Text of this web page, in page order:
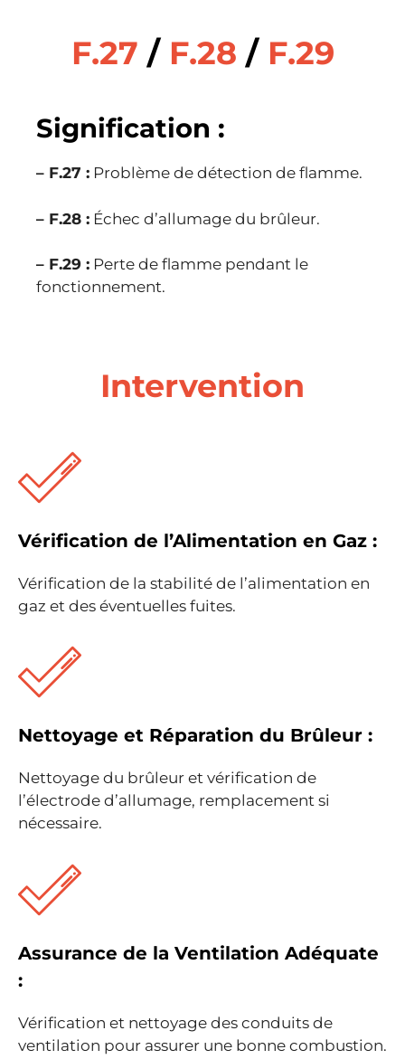
F.27 / F.28 / F.29
Signification :
– F.27 : Problème de détection de flamme.
– F.28 : Échec d’allumage du brûleur.
– F.29 : Perte de flamme pendant le
fonctionnement.
Intervention
Vérification de l’Alimentation en Gaz :
Vérification de la stabilité de l’alimentation en
gaz et des éventuelles fuites.
Nettoyage et Réparation du Brûleur :
Nettoyage du brûleur et vérification de
l’électrode d’allumage, remplacement si
nécessaire.
Assurance de la Ventilation Adéquate
:
Vérification et nettoyage des conduits de
ventilation pour assurer une bonne combustion.